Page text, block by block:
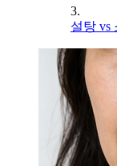
3.
설탕 vs